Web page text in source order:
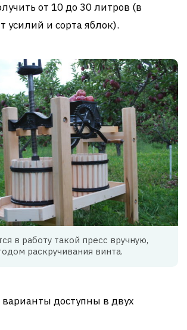
от 10 до 30 литров (в
усилий и сорта яблок).
в работу такой пресс вручную,
раскручивания винта.
доступны в двух